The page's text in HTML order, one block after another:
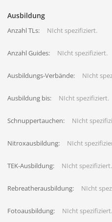
Ausbildung
Anzahl TLs: NIcht spezifiziert.
Anzahl Guides: NIcht spezifiziert.
Ausbildungs-Verbände: NIcht
Ausbildung bis: NIcht spezifiziert.
Schnuppertauchen: NIcht
Nitroxausbildung: NIcht
TEK-Ausbildung: NIcht spezifiziert.
Rebreatherausbildung: NIcht
Fotoausbildung: NIcht spezifiziert.